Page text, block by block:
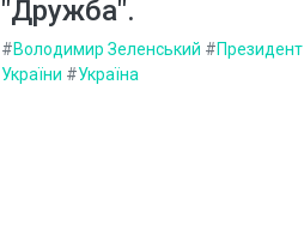
"Дружба".
#Володимир Зеленський #Президент
України #Україна